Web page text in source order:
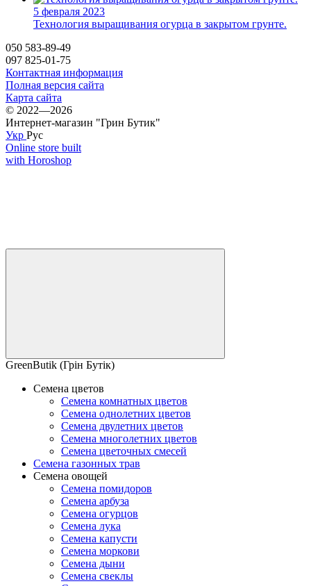
5 февраля 2023
Технология выращивания огурца в закрытом грунте.
050 583-89-49
097 825-01-75
Контактная информация
Полная версия сайта
Карта сайта
© 2022—2026
Интернет-магазин "Грин Бутик"
Укр Рус
Online store built
with Horoshop
GreenButik (Грін Бутік)
Семена цветов
Семена комнатных цветов
Семена однолетних цветов
Семена двулетних цветов
Семена многолетних цветов
Семена цветочных смесей
Семена газонных трав
Семена овощей
Семена помидоров
Семена арбуза
Семена огурцов
Семена лука
Семена капусти
Семена моркови
Семена дыни
Семена свеклы